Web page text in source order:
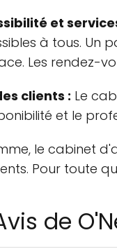
et
à tous. Un
Les rendez-
clients : Le
et le
le cabinet
Pour toute
de